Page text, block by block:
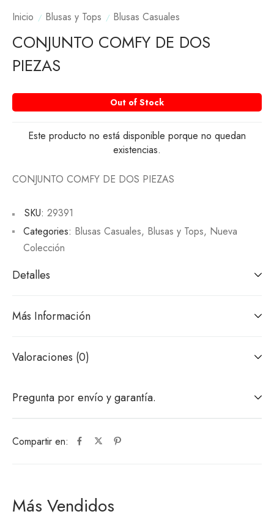
Inicio Blusas y Tops Blusas Casuales
CONJUNTO COMFY DE DOS
PIEZAS
Out of Stock
Este producto no está disponible porque no quedan
existencias.
CONJUNTO COMFY DE DOS PIEZAS
Compartir en:
SKU: 29391
Categories: Blusas Casuales, Blusas y Tops, Nueva
Colección
Detalles
Más Información
Valoraciones (0)
Pregunta por envío y garantía.
Más Vendidos